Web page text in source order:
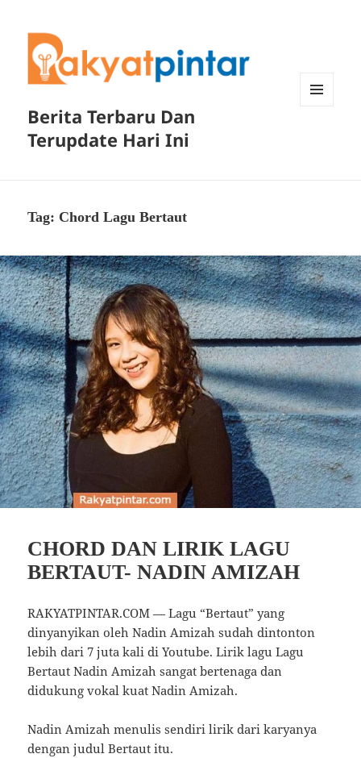
Berita Terbaru Dan
Terupdate Hari Ini
Tag: Chord Lagu Bertaut
CHORD DAN LIRIK LAGU
BERTAUT- NADIN AMIZAH
RAKYATPINTAR.COM — Lagu “Bertaut” yang
dinyanyikan oleh Nadin Amizah sudah dintonton
lebih dari 7 juta kali di Youtube. Lirik lagu Lagu
Bertaut Nadin Amizah sangat bertenaga dan
didukung vokal kuat Nadin Amizah.
Nadin Amizah menulis sendiri lirik dari karyanya
dengan judul Bertaut itu.